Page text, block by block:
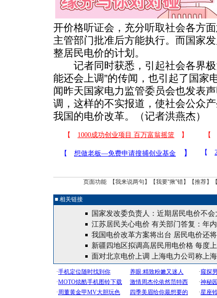
开价格听证会，充分听取社会各方
主管部门批准后方能执行。而国家
整居民电价的计划。
记者同时获悉，引起社会各界极
能还会上调”的传闻，也引起了国家
闻昨天国家电力监管委员会也发表
调，这样的不实报道，使社会公众
我国的电价改革。（记者洪燕杰）
页面功能 【我来说两句 】【我要“揪”错】【推荐】
■ 相关链接
国家发改委负责人：近期居民电价不
江苏居民关心电价 有关部门答复：年
我国电价改革方案将出台 居民电价还
新疆四地区拟调高居民用电价格 每度
面对北京电价上调 上海电力公司称上